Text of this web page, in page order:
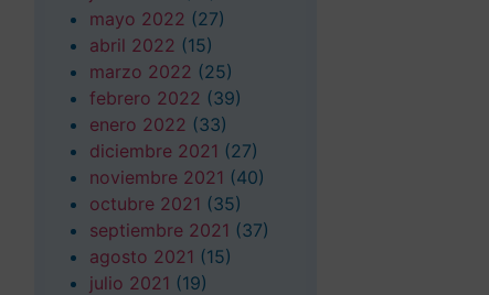
mayo 2022 (27)
abril 2022 (15)
marzo 2022 (25)
febrero 2022 (39)
enero 2022 (33)
diciembre 2021 (27)
noviembre 2021 (40)
octubre 2021 (35)
septiembre 2021 (37)
agosto 2021 (15)
julio 2021 (19)